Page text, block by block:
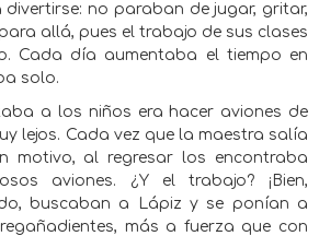
no paraban de jugar, gritar,
allá, pues el trabajo de sus clases
Cada día aumentaba el tiempo en
solo.
a los niños era hacer aviones de
lejos. Cada vez que la maestra salía
motivo, al regresar los encontraba
aviones. ¿Y el trabajo? ¡Bien,
buscaban a Lápiz y se ponían a
más a fuerza que con